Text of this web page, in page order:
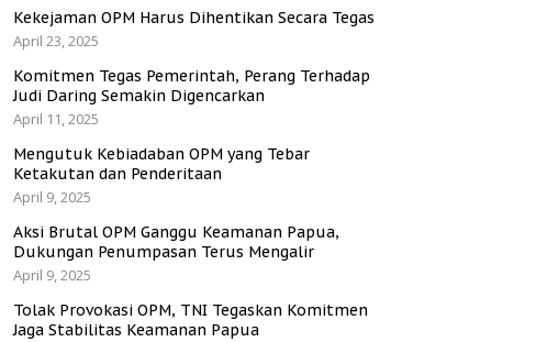
Kekejaman OPM Harus Dihentikan Secara Tegas
April 23, 2025
Komitmen Tegas Pemerintah, Perang Terhadap
Judi Daring Semakin Digencarkan
April 11, 2025
Mengutuk Kebiadaban OPM yang Tebar
Ketakutan dan Penderitaan
April 9, 2025
Aksi Brutal OPM Ganggu Keamanan Papua,
Dukungan Penumpasan Terus Mengalir
April 9, 2025
Tolak Provokasi OPM, TNI Tegaskan Komitmen
Jaga Stabilitas Keamanan Papua